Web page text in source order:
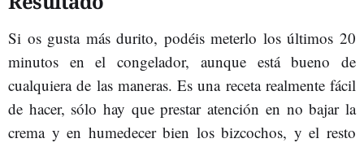
Si os gusta más durito, podéis meterlo los últimos 20
minutos en el congelador, aunque está bueno de
cualquiera de las maneras. Es una receta realmente fácil
de hacer, sólo hay que prestar atención en no bajar la
crema y en humedecer bien los bizcochos, y el resto